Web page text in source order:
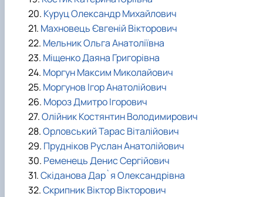
20. Куруц Олександр Михайлович
21. Махновець Євгеній Вікторович
22. Мельник Ольга Анатоліївна
23. Міщенко Даяна Григорівна
24. Моргун Максим Миколайович
25. Моргунов Ігор Анатолійович
26. Мороз Дмитро Ігорович
27.Олійник Костянтин Володимирович
28.Орловський Тарас Віталійович
29. Прудніков Руслан Анатолійович
30. Ременець Денис Сергійович
31.Скіданова Дар`я Олександрівна
32.Скрипник Віктор Вікторович